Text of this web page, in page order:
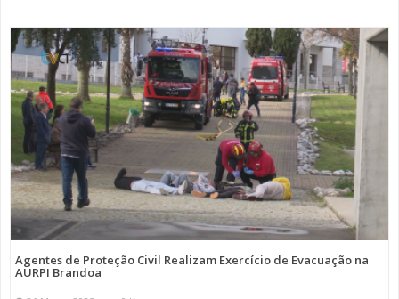
Agentes de Proteção Civil Realizam Exercício de Evacuação na
AURPI Brandoa